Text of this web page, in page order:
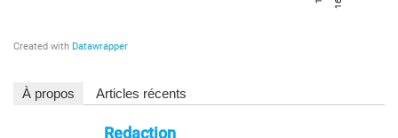
À propos Articles récents
Redaction